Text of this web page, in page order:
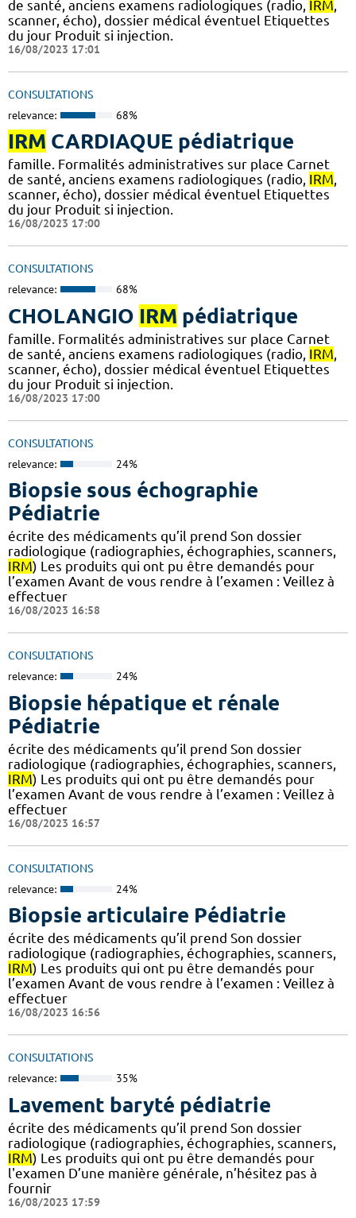
de santé, anciens examens radiologiques (radio, IRM,
scanner, écho), dossier médical éventuel Etiquettes
du jour Produit si injection.
16/08/2023 17:01
CONSULTATIONS
relevance: 68%
IRM CARDIAQUE pédiatrique
famille. Formalités administratives sur place Carnet
de santé, anciens examens radiologiques (radio, IRM,
scanner, écho), dossier médical éventuel Etiquettes
du jour Produit si injection.
16/08/2023 17:00
CONSULTATIONS
relevance: 68%
CHOLANGIO IRM pédiatrique
famille. Formalités administratives sur place Carnet
de santé, anciens examens radiologiques (radio, IRM,
scanner, écho), dossier médical éventuel Etiquettes
du jour Produit si injection.
16/08/2023 17:00
CONSULTATIONS
relevance: 24%
Biopsie sous échographie
Pédiatrie
écrite des médicaments qu’il prend Son dossier
radiologique (radiographies, échographies, scanners,
IRM) Les produits qui ont pu être demandés pour
l’examen Avant de vous rendre à l’examen : Veillez à
effectuer
16/08/2023 16:58
CONSULTATIONS
relevance: 24%
Biopsie hépatique et rénale
Pédiatrie
écrite des médicaments qu’il prend Son dossier
radiologique (radiographies, échographies, scanners,
IRM) Les produits qui ont pu être demandés pour
l’examen Avant de vous rendre à l’examen : Veillez à
effectuer
16/08/2023 16:57
CONSULTATIONS
relevance: 24%
Biopsie articulaire Pédiatrie
écrite des médicaments qu’il prend Son dossier
radiologique (radiographies, échographies, scanners,
IRM) Les produits qui ont pu être demandés pour
l’examen Avant de vous rendre à l’examen : Veillez à
effectuer
16/08/2023 16:56
CONSULTATIONS
relevance: 35%
Lavement baryté pédiatrie
écrite des médicaments qu’il prend Son dossier
radiologique (radiographies, échographies, scanners,
IRM) Les produits qui ont pu être demandés pour
l'examen D’une manière générale, n’hésitez pas à
fournir
16/08/2023 17:59